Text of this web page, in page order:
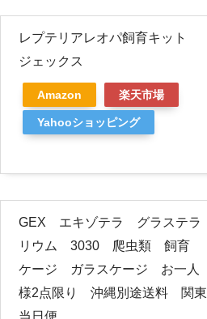
レプテリアレオパ飼育キット
ジェックス
Amazon 楽天市場
Yahooショッピング
GEX エキゾテラ グラステラ
リウム 3030 爬虫類 飼育
ケージ ガラスケージ お一人
様2点限り 沖縄別途送料 関東